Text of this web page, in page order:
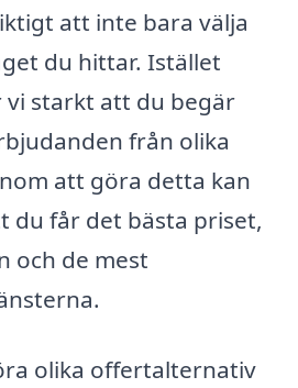
att inte bara välja
du hittar. Istället
starkt att du begär
från olika
att göra detta kan
du får det bästa priset,
och de mest
olika offertalternativ